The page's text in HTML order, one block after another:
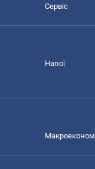
Сервіс
Напої